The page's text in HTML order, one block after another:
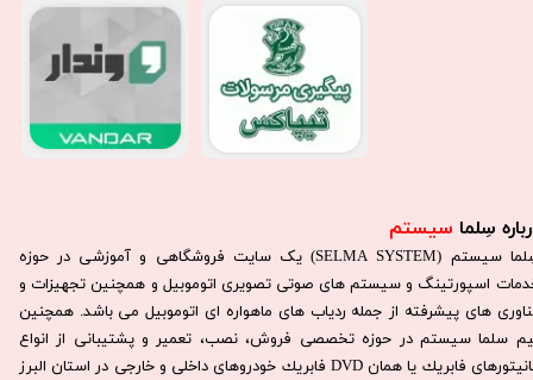
سِلما سیستم​​​​​​​
سِلما سيستم (SELMA SYSTEM) یک سایت فروشگاهی و آموزشی در حوزه
اسپورتینگ و سیستم های صوتی تصویری اتوموبیل و همچنین تجهیزات و
های پیشرفته از جمله ردیاب های ماهواره ای اتوموبیل می باشد. همچنين
سلما سيستم در حوزه تخصصی فروش، نصب، تعمير و پشتيبانی از انواع
مانيتورهای فابريك يا همان DVD فابريك خودروهای داخلی و خارجی در استان البرز